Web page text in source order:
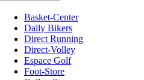
Basket-Center
Daily Bikers
Direct Running
Direct-Volley
Espace Golf
Foot-Store